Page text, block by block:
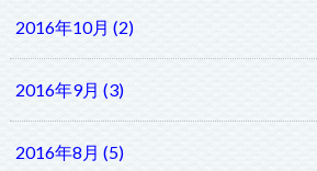
2016年10月 (2)
2016年9月 (3)
2016年8月 (5)